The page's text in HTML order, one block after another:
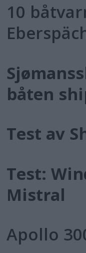
10
båten
Test av
Test:
Mistral
Apollo